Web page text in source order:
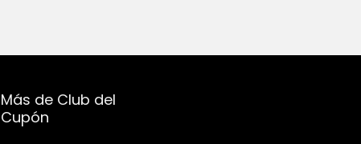
Más de Club del
Cupón